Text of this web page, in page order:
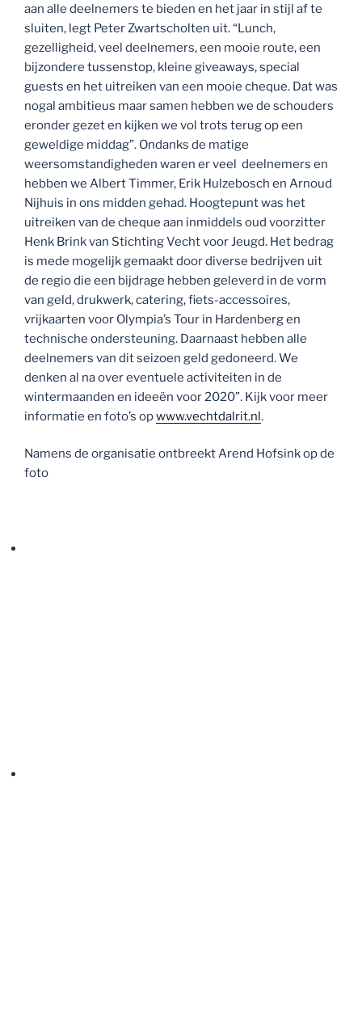
aan alle deelnemers te bieden en het jaar in stijl af te
sluiten, legt Peter Zwartscholten uit. “Lunch,
gezelligheid, veel deelnemers, een mooie route, een
bijzondere tussenstop, kleine giveaways, special
guests en het uitreiken van een mooie cheque. Dat was
nogal ambitieus maar samen hebben we de schouders
eronder gezet en kijken we vol trots terug op een
geweldige middag”. Ondanks de matige
weersomstandigheden waren er veel deelnemers en
hebben we Albert Timmer, Erik Hulzebosch en Arnoud
Nijhuis in ons midden gehad. Hoogtepunt was het
uitreiken van de cheque aan inmiddels oud voorzitter
Henk Brink van Stichting Vecht voor Jeugd. Het bedrag
is mede mogelijk gemaakt door diverse bedrijven uit
de regio die een bijdrage hebben geleverd in de vorm
van geld, drukwerk, catering, fiets-accessoires,
vrijkaarten voor Olympia’s Tour in Hardenberg en
technische ondersteuning. Daarnaast hebben alle
deelnemers van dit seizoen geld gedoneerd. We
denken al na over eventuele activiteiten in de
wintermaanden en ideeën voor 2020”. Kijk voor meer
informatie en foto’s opwww.vechtdalrit.nl.
Namens de organisatie ontbreekt Arend Hofsink op de
foto